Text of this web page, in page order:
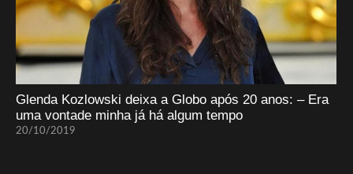
Glenda Kozlowski deixa a Globo após 20 anos: – Era
uma vontade minha já há algum tempo
20/10/2019